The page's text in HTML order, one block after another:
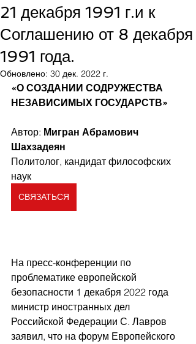
21 декабря 1991 г.и к
Соглашению от 8 декабря
1991 года.
Обновлено: 30 дек. 2022 г.
«О СОЗДАНИИ СОДРУЖЕСТВА
НЕЗАВИСИМЫХ ГОСУДАРСТВ»
Автор: Мигран Абрамович
Шахзадеян
Политолог, кандидат философских
наук
СВЯЗАТЬСЯ
На пресс-конференции по
проблематике европейской
безопасности 1 декабря 2022 года
министр иностранных дел
Российской Федерации С. Лавров
заявил, что на форум Европейского